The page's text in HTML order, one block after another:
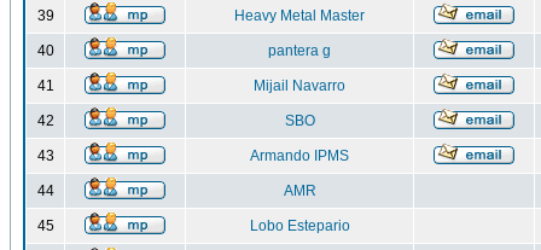
39 Heavy Metal Master
40 pantera g
41 Mijail Navarro
42 SBO
43 Armando IPMS
44 AMR
45 Lobo Estepario